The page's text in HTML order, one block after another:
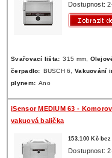
Dostupnost:
Svařovací lišta: 315 mm,
čerpadlo: BUSCH 6,Vakuování
plynem: Ano
iSensor MEDIUM 63 -
vakuová balička
153.100 Kč bez
Dostupnost: